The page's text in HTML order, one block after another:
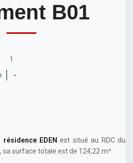
B01
1
-
résidence EDEN est situé au RDC du
sa surface totale est de 124,22 m².